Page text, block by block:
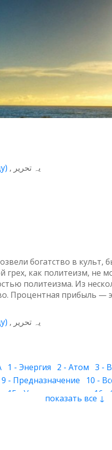
یہ تحریر )
богатство в
как политеизм, не
политеизма. Из
Процентная прибыль —
یہ تحریر )
1 - Энергия 2 - Атом 3 -
9 - Предназначение 10 -
15 - Умиротворение 16 -
24 - Цвет
показать все ↓